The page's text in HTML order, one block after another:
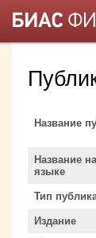
Название
Название
языке
Тип
Издание